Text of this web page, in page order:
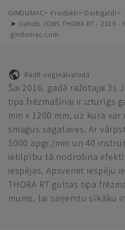
GINDUMAC Produkti
Darbgaldi
➤ Lietots JOBS THORA RT - 2016 -
gindumac.com
Rādīt oriģinālvalodā
Šai 2016. gadā ražotajai 3s
tipa frēzmašīnai ir izturīgs
mm x 1200 mm, uz kura
smagus sagataves. Ar
5000 apgr./min un 40
ietilpību tā nodrošina
iespējas. Apsveriet iespēju
THORA RT gultas tipa
mums, lai saņemtu sīkāku